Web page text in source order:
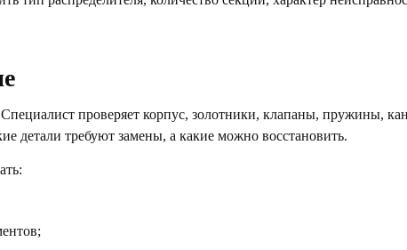
проверяет корпус, золотники, клапаны, пружины,
детали требуют замены, а какие можно восстановить.